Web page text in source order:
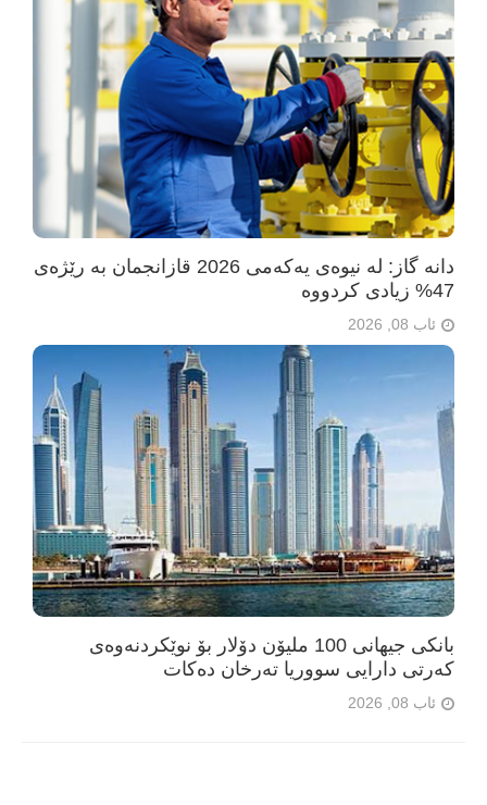
دانە گاز: لە نیوەی یەکەمی 2026 قازانجمان بە رێژەی
47% زیادی کردووە
ئاب 08, 2026
بانکی جیهانی 100 ملیۆن دۆلار بۆ نوێکردنەوەی
کەرتی دارایی سووریا تەرخان دەکات
ئاب 08, 2026